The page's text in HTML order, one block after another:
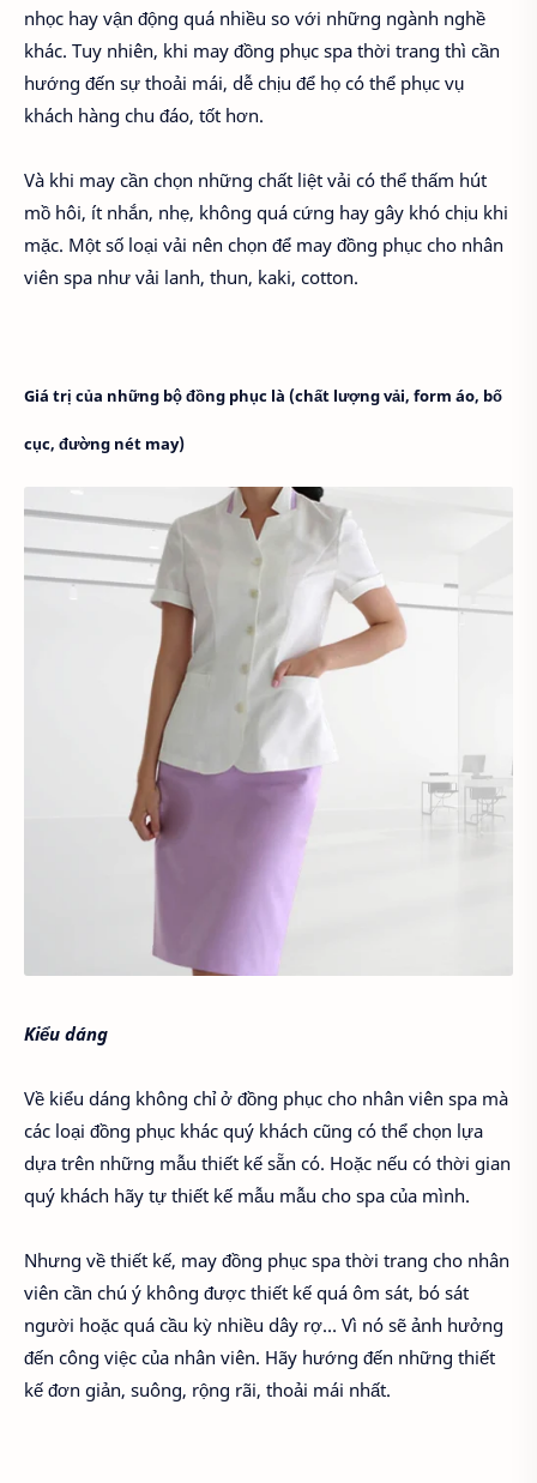
nhọc hay vận động quá nhiều so với những ngành nghề
khác. Tuy nhiên, khi may đồng phục spa thời trang thì cần
hướng đến sự thoải mái, dễ chịu để họ có thể phục vụ
khách hàng chu đáo, tốt hơn.
Và khi may cần chọn những chất liệt vải có thể thấm hút
mồ hôi, ít nhắn, nhẹ, không quá cứng hay gây khó chịu khi
mặc. Một số loại vải nên chọn để may đồng phục cho nhân
viên spa như vải lanh, thun, kaki, cotton.
Giá trị của những bộ đồng phục là (chất lượng vải, form áo, bố
cục, đường nét may)
Kiểu dáng
Về kiểu dáng không chỉ ở đồng phục cho nhân viên spa mà
các loại đồng phục khác quý khách cũng có thể chọn lựa
dựa trên những mẫu thiết kế sẵn có. Hoặc nếu có thời gian
quý khách hãy tự thiết kế mẫu mẫu cho spa của mình.
Nhưng về thiết kế, may đồng phục spa thời trang cho nhân
viên cần chú ý không được thiết kế quá ôm sát, bó sát
người hoặc quá cầu kỳ nhiều dây rợ… Vì nó sẽ ảnh hưởng
đến công việc của nhân viên. Hãy hướng đến những thiết
kế đơn giản, suông, rộng rãi, thoải mái nhất.